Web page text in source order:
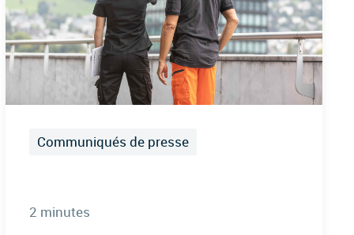
Communiqués de presse
2 minutes